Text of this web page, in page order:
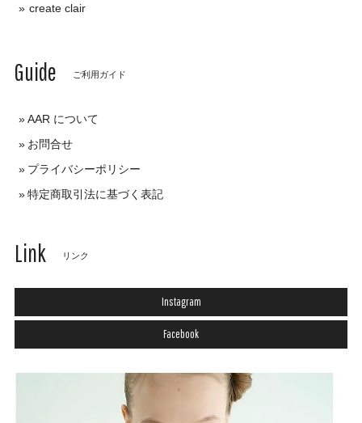
create clair
Guide ご利用ガイド
AAR について
お問合せ
プライバシーポリシー
特定商取引法に基づく表記
Link リンク
Instagram
Facebook